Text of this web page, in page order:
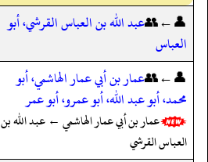
👤←👥عبد الله بن العباس القرشي، أبو
العباس
👤←👥عمار بن أبي عمار الهاشمي، أبو
محمد، أبو عبد الله، أبو عمرو، أبو عمر
عمار بن أبي عمار الهاشمي ← عبد الله بن
العباس القرشي